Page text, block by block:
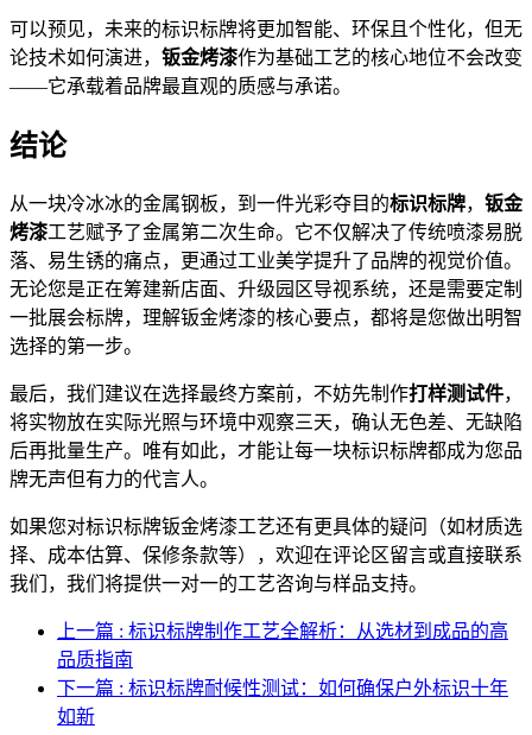
可以预见，未来的标识标牌将更加智能、环保且个性化，但无
论技术如何演进， 钣金烤漆作为基础工艺的核心地位不会改变
——它承载着品牌最直观的质感与承诺。
结论
从一块冷冰冰的金属钢板，到一件光彩夺目的标识标牌， 钣金
烤漆工艺赋予了金属第二次生命。它不仅解决了传统喷漆易脱
落、易生锈的痛点，更通过工业美学提升了品牌的视觉价值。
无论您是正在筹建新店面、升级园区导视系统，还是需要定制
一批展会标牌，理解钣金烤漆的核心要点，都将是您做出明智
选择的第一步。
最后，我们建议在选择最终方案前，不妨先制作打样测试件，
将实物放在实际光照与环境中观察三天，确认无色差、无缺陷
后再批量生产。唯有如此，才能让每一块标识标牌都成为您品
牌无声但有力的代言人。
如果您对标识标牌钣金烤漆工艺还有更具体的疑问（如材质选
择、成本估算、保修条款等），欢迎在评论区留言或直接联系
我们，我们将提供一对一的工艺咨询与样品支持。
上一篇 : 标识标牌制作工艺全解析：从选材到成品的高
品质指南
下一篇 : 标识标牌耐候性测试：如何确保户外标识十年
如新